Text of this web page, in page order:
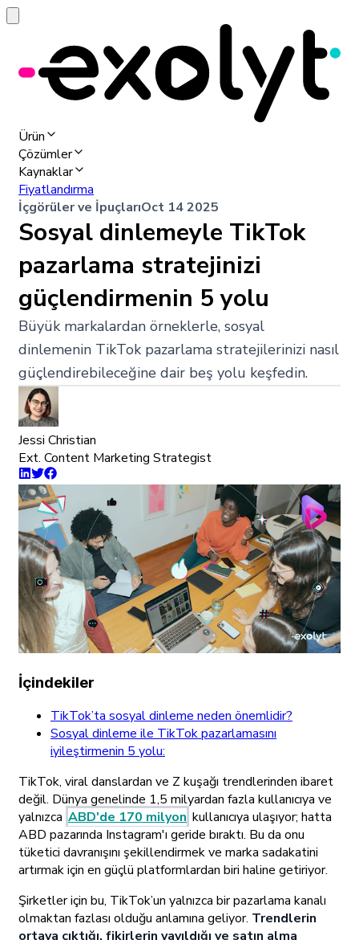
Ürün
Çözümler
Kaynaklar
Fiyatlandırma
İçgörüler ve İpuçlarıOct 14 2025
Sosyal dinlemeyle TikTok
pazarlama stratejinizi
güçlendirmenin 5 yolu
Büyük markalardan örneklerle, sosyal
dinlemenin TikTok pazarlama stratejilerinizi nasıl
güçlendirebileceğine dair beş yolu keşfedin.
Jessi Christian
Ext. Content Marketing Strategist
İçindekiler
TikTok’ta sosyal dinleme neden önemlidir?
Sosyal dinleme ile TikTok pazarlamasını
iyileştirmenin 5 yolu:
TikTok, viral danslardan ve Z kuşağı trendlerinden ibaret
değil. Dünya genelinde 1,5 milyardan fazla kullanıcıya ve
yalnızca ABD'de 170 milyon kullanıcıya ulaşıyor; hatta
ABD pazarında Instagram'ı geride bıraktı. Bu da onu
tüketici davranışını şekillendirmek ve marka sadakatini
artırmak için en güçlü platformlardan biri haline getiriyor.
Şirketler için bu, TikTok’un yalnızca bir pazarlama kanalı
olmaktan fazlası olduğu anlamına geliyor. Trendlerin
ortaya çıktığı, fikirlerin yayıldığı ve satın alma